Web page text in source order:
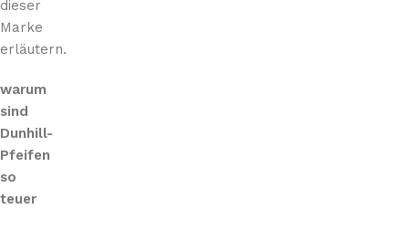
dieser
Marke
erläutern.
warum
sind
Dunhill-
Pfeifen
so
teuer